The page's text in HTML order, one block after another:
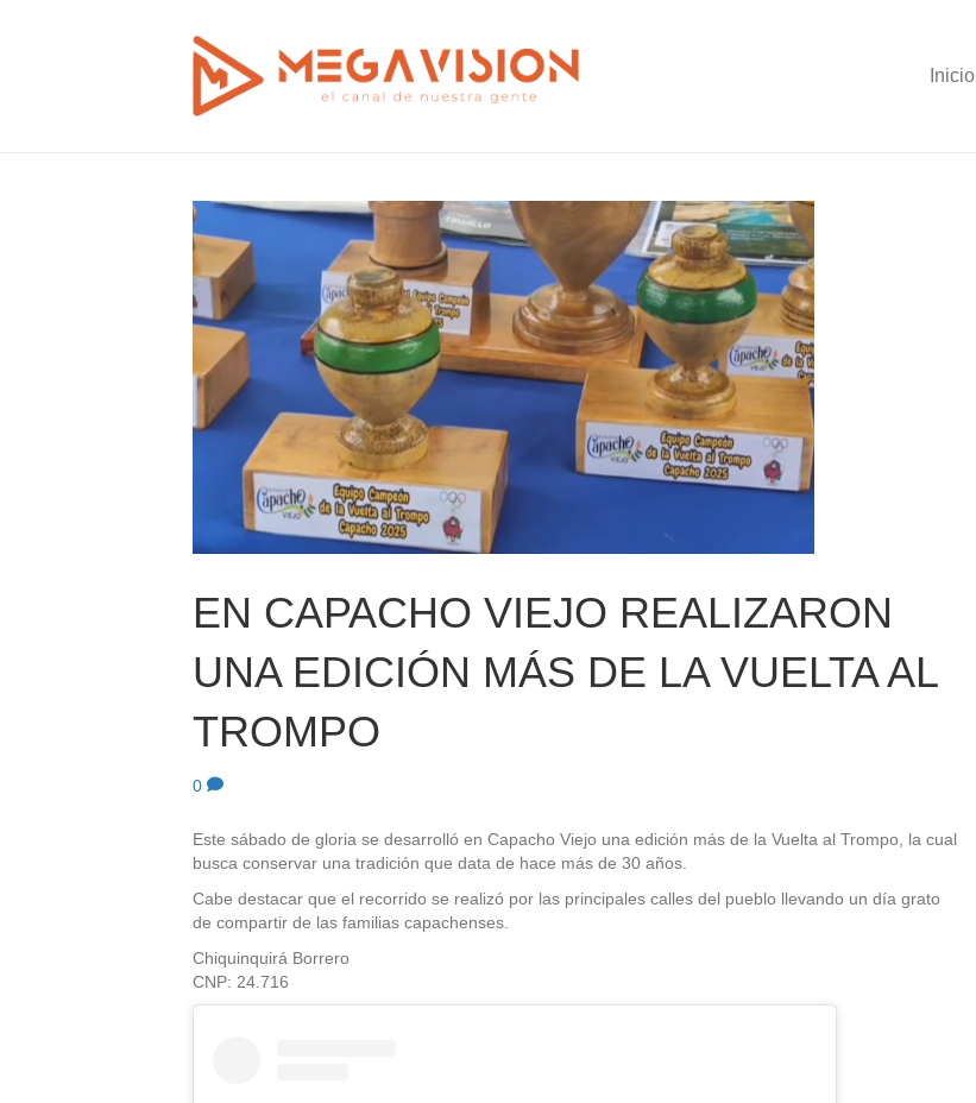
Inicio
EN CAPACHO VIEJO REALIZARON
UNA EDICIÓN MÁS DE LA VUELTA AL
TROMPO
0
Este sábado de gloria se desarrolló en Capacho Viejo una edición más de la Vuelta al Trompo, la cual
busca conservar una tradición que data de hace más de 30 años.
Cabe destacar que el recorrido se realizó por las principales calles del pueblo llevando un día grato
de compartir de las familias capachenses.
Chiquinquirá Borrero
CNP: 24.716